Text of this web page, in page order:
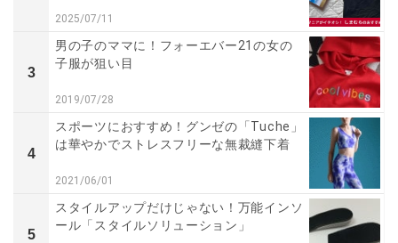
2025/07/11
3
男の子のママに！フォーエバー21の女の
子服が狙い目
2019/07/28
4
スポーツにおすすめ！グンゼの「Tuche」
は華やかでストレスフリーな無裁縫下着
2021/06/01
5
スタイルアップだけじゃない！万能インソ
ール「スタイルソリューション」